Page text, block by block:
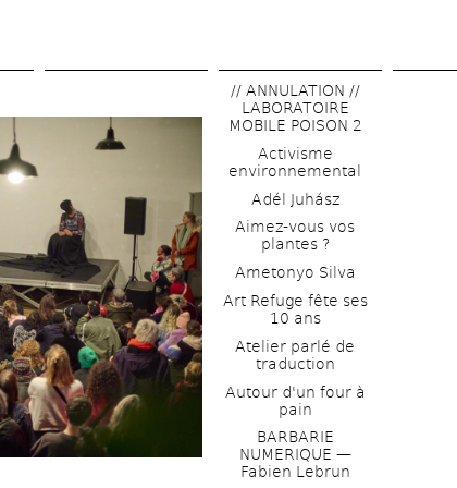
contenu
// ANNULATION //
LABORATOIRE
MOBILE POISON 2
Activisme
environnemental
Adél Juhász
Aimez-vous vos
plantes ?
Ametonyo Silva
Art Refuge fête ses
10 ans
Atelier parlé de
traduction
Autour d'un four à
pain
BARBARIE
NUMERIQUE —
Fabien Lebrun